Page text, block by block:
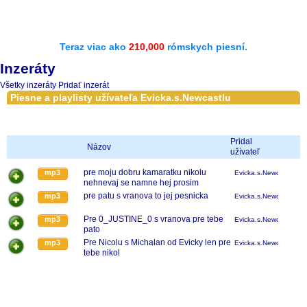
Teraz viac ako 210,000 rómskych piesní.
Inzeráty
Všetky inzeráty Pridať inzerát
Piesne a playlisty užívateľa Evicka.s.Newcastlu
Názov
Pridal
užívateľ
mp3
pre moju dobru kamaratku nikolu
nehnevaj se namne hej prosim
Evicka.s.Newcastlu
mp3 pre patu s vranova to jej pesnicka Evicka.s.Newcastlu
mp3
Pre 0_JUSTINE_0 s vranova pre tebe
pato
Evicka.s.Newcastlu
mp3
Pre Nicolu s Michalan od Evicky len pre
tebe nikol
Evicka.s.Newcastlu